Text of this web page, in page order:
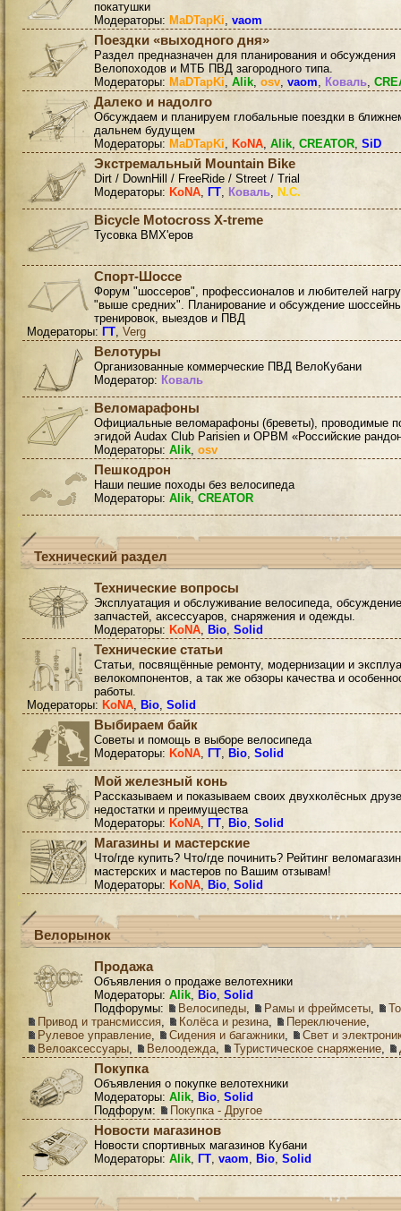
покатушки
Модераторы: MaDTapKi, vaom
Поездки «выходного дня»
Раздел предназначен для планирования и обсуждения
Велопоходов и МТБ ПВД загородного типа.
Модераторы: MaDTapKi, Alik, osv, vaom, Коваль,
Далеко и надолго
Обсуждаем и планируем глобальные поездки в
дальнем будущем
Модераторы: MaDTapKi, KoNA, Alik, CREATOR, SiD
Экстремальный Mountain Bike
Dirt / DownHill / FreeRide / Street / Trial
Модераторы: KoNA, ГТ, Коваль, N.C.
Bicycle Motocross X-treme
Тусовка BMX'еров
Спорт-Шоссе
Форум "шоссеров", профессионалов и любителей
"выше средних". Планирование и обсуждение
тренировок, выездов и ПВД
Модераторы: ГТ, Verg
Велотуры
Организованные коммерческие ПВД ВелоКубани
Модератор: Коваль
Веломарафоны
Официальные веломарафоны (бреветы), проводимые
эгидой Audax Club Parisien и ОРВМ «Российские
Модераторы: Alik, osv
Пешкодрон
Наши пешие походы без велосипеда
Модераторы: Alik, CREATOR
Технический раздел
Технические вопросы
Эксплуатация и обслуживание велосипеда, обсуждение
запчастей, аксессуаров, снаряжения и одежды.
Модераторы: KoNA, Bio, Solid
Технические статьи
Статьи, посвящённые ремонту, модернизации и
велокомпонентов, а так же обзоры качества и
работы.
Модераторы: KoNA, Bio, Solid
Выбираем байк
Советы и помощь в выборе велосипеда
Модераторы: KoNA, ГТ, Bio, Solid
Мой железный конь
Рассказываем и показываем своих двухколёсных
недостатки и преимущества
Модераторы: KoNA, ГТ, Bio, Solid
Магазины и мастерские
Что/где купить? Что/где починить? Рейтинг
мастерских и мастеров по Вашим отзывам!
Модераторы: KoNA, Bio, Solid
Велорынок
Продажа
Объявления о продаже велотехники
Модераторы: Alik, Bio, Solid
Подфорумы:
Велосипеды, Рамы и фреймсеты,
Привод и трансмиссия, Колёса и резина, Переключение,
Рулевое управление, Сидения и багажники,
Свет и
Велоаксессуары, Велоодежда, Туристическое снаряжение,
Покупка
Объявления о покупке велотехники
Модераторы: Alik, Bio, Solid
Подфорум:
Покупка - Другое
Новости магазинов
Новости спортивных магазинов Кубани
Модераторы: Alik, ГТ, vaom, Bio, Solid